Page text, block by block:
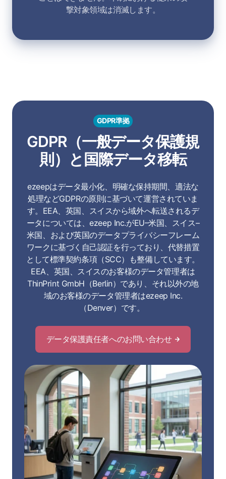
撃対象領域は消滅します。
GDPR準拠
GDPR（一般データ保護規
則）と国際データ移転
ezeepはデータ最小化、明確な保持期間、適法な
処理などGDPRの原則に基づいて運営されていま
す。EEA、英国、スイスから域外へ転送されるデ
ータについては、ezeep Inc.がEU–米国、スイス–
米国、および英国のデータプライバシーフレーム
ワークに基づく自己認証を行っており、代替措置
として標準契約条項（SCC）も整備しています。
EEA、英国、スイスのお客様のデータ管理者は
ThinPrint GmbH（Berlin）であり、それ以外の地
域のお客様のデータ管理者はezeep Inc.
（Denver）です。
データ保護責任者へのお問い合わせ